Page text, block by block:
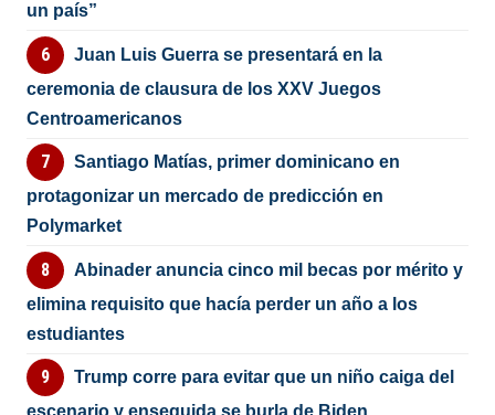
un país”
Juan Luis Guerra se presentará en la
ceremonia de clausura de los XXV Juegos
Centroamericanos
Santiago Matías, primer dominicano en
protagonizar un mercado de predicción en
Polymarket
Abinader anuncia cinco mil becas por mérito y
elimina requisito que hacía perder un año a los
estudiantes
Trump corre para evitar que un niño caiga del